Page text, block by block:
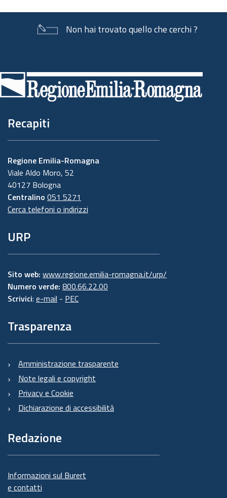
Non hai trovato quello che cerchi ?
di
pagina
Recapiti
Regione Emilia-Romagna
Viale Aldo Moro, 52
40127 Bologna
Centralino 051 5271
Cerca telefoni o indirizzi
URP
Sito web: www.regione.emilia-romagna.it/urp/
Numero verde: 800.66.22.00
Scrivici: e-mail - PEC
Trasparenza
Amministrazione trasparente
Note legali e copyright
Privacy e Cookie
Dichiarazione di accessibilità
Redazione
Informazioni sul Burert
e contatti